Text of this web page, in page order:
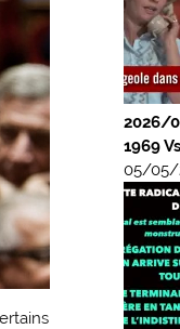
2026/
1969
05/05/